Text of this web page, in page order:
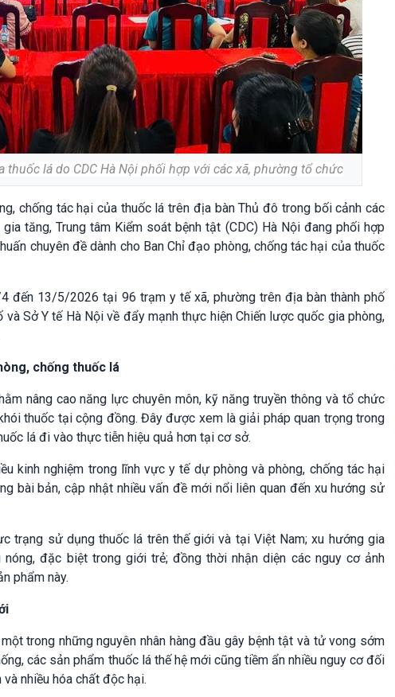
thuốc lá do CDC Hà Nội phối hợp với các xã, phường tổ chức
chống tác hại của thuốc lá trên địa bàn Thủ đô trong bối cảnh các
tăng, Trung tâm Kiểm soát bệnh tật (CDC) Hà Nội đang phối hợp
chuyên đề dành cho Ban Chỉ đạo phòng, chống tác hại của thuốc
đến 13/5/2026 tại 96 trạm y tế xã, phường trên địa bàn thành phố
Sở Y tế Hà Nội về đẩy mạnh thực hiện Chiến lược quốc gia phòng,
chống thuốc lá
nâng cao năng lực chuyên môn, kỹ năng truyền thông và tổ chức
thuốc tại cộng đồng. Đây được xem là giải pháp quan trọng trong
lá đi vào thực tiễn hiệu quả hơn tại cơ sở.
kinh nghiệm trong lĩnh vực y tế dự phòng và phòng, chống tác hại
bài bản, cập nhật nhiều vấn đề mới nổi liên quan đến xu hướng sử
trạng sử dụng thuốc lá trên thế giới và tại Việt Nam; xu hướng gia
đặc biệt trong giới trẻ; đồng thời nhận diện các nguy cơ ảnh
phẩm này.
trong những nguyên nhân hàng đầu gây bệnh tật và tử vong sớm
các sản phẩm thuốc lá thế hệ mới cũng tiềm ẩn nhiều nguy cơ đối
nhiều hóa chất độc hại.